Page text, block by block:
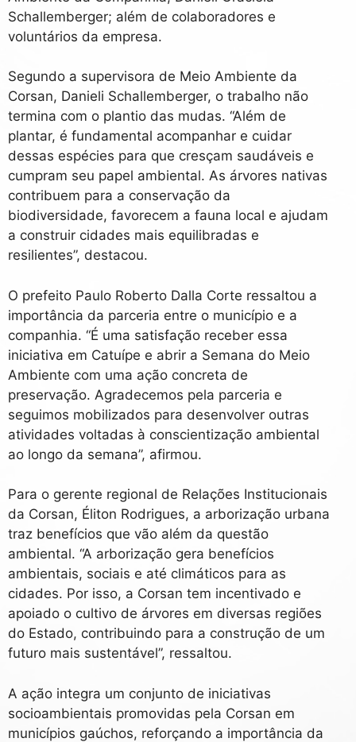
Schallemberger; além de colaboradores e
voluntários da empresa.
Segundo a supervisora de Meio Ambiente da
Corsan, Danieli Schallemberger, o trabalho não
termina com o plantio das mudas. “Além de
plantar, é fundamental acompanhar e cuidar
dessas espécies para que cresçam saudáveis e
cumpram seu papel ambiental. As árvores nativas
contribuem para a conservação da
biodiversidade, favorecem a fauna local e ajudam
a construir cidades mais equilibradas e
resilientes”, destacou.
O prefeito Paulo Roberto Dalla Corte ressaltou a
importância da parceria entre o município e a
companhia. “É uma satisfação receber essa
iniciativa em Catuípe e abrir a Semana do Meio
Ambiente com uma ação concreta de
preservação. Agradecemos pela parceria e
seguimos mobilizados para desenvolver outras
atividades voltadas à conscientização ambiental
ao longo da semana”, afirmou.
Para o gerente regional de Relações Institucionais
da Corsan, Éliton Rodrigues, a arborização urbana
traz benefícios que vão além da questão
ambiental. “A arborização gera benefícios
ambientais, sociais e até climáticos para as
cidades. Por isso, a Corsan tem incentivado e
apoiado o cultivo de árvores em diversas regiões
do Estado, contribuindo para a construção de um
futuro mais sustentável”, ressaltou.
A ação integra um conjunto de iniciativas
socioambientais promovidas pela Corsan em
municípios gaúchos, reforçando a importância da